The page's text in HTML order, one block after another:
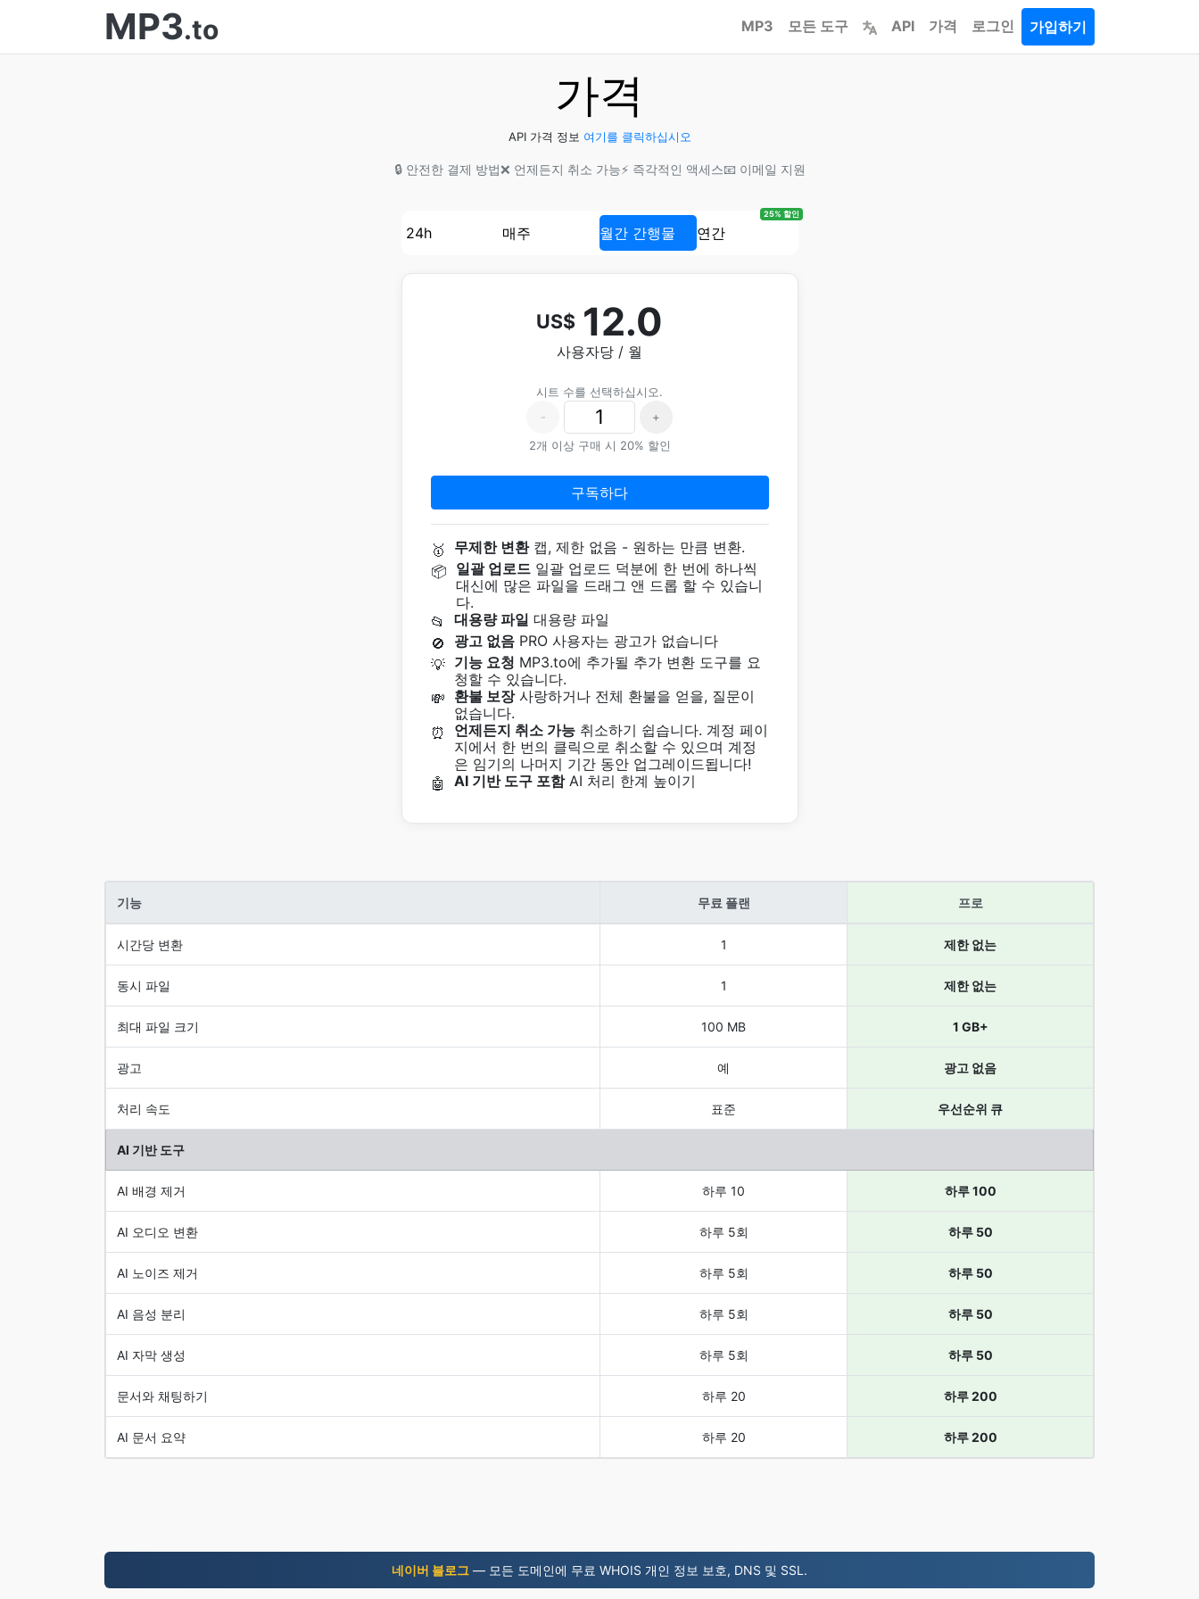
MP3.to MP3 모든 도구 API 가격 로그인 가입하기
가격
API 가격 정보 여기를 클릭하십시오
🔒 안전한 결제 방법❌ 언제든지 취소 가능⚡ 즉각적인 액세스📧 이메일 지원
24h 매주 월간 간행물 연간
25% 할인
US$ 12.0
사용자당 / 월
시트 수를 선택하십시오.
-
+
2개 이상 구매 시 20% 할인
구독하다
🥇 무제한 변환캡, 제한 없음 - 원하는 만큼 변환.
📦 일괄 업로드일괄 업로드 덕분에 한 번에 하나씩
대신에 많은 파일을 드래그 앤 드롭 할 수 있습니
다.
📂
대용량 파일 대용량 파일
🚫
광고 없음PRO 사용자는 광고가 없습니다
💡 기능 요청 MP3.to에 추가될 추가 변환 도구를 요
청할 수 있습니다.
💸 환불 보장사랑하거나 전체 환불을 얻을, 질문이
없습니다.
⏰
언제든지 취소 가능취소하기 쉽습니다. 계정 페이
지에서 한 번의 클릭으로 취소할 수 있으며 계정
은 임기의 나머지 기간 동안 업그레이드됩니다!
🤖
AI 기반 도구 포함AI 처리 한계 높이기
기능 무료 플랜 프로
시간당 변환 1 제한 없는
동시 파일 1 제한 없는
최대 파일 크기 100 MB 1 GB+
광고 예 광고 없음
처리 속도 표준 우선순위 큐
AI 기반 도구
AI 배경 제거 하루 10 하루 100
AI 오디오 변환 하루 5회 하루 50
AI 노이즈 제거 하루 5회 하루 50
AI 음성 분리 하루 5회 하루 50
AI 자막 생성 하루 5회 하루 50
문서와 채팅하기 하루 20 하루 200
AI 문서 요약 하루 20 하루 200
네이버 블로그 — 모든 도메인에 무료 WHOIS 개인 정보 보호, DNS 및 SSL.